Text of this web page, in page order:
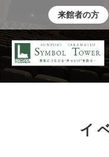
来館者の方
イ